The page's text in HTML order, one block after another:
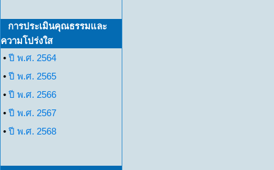
การประเมินคุณธรรมและ
ความโปร่งใส
• ปี พ.ศ. 2564
• ปี พ.ศ. 2565
• ปี พ.ศ. 2566
• ปี พ.ศ. 2567
• ปี พ.ศ. 2568